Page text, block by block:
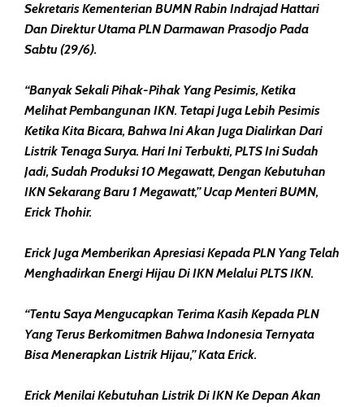
Sekretaris Kementerian BUMN Rabin Indrajad Hattari
Dan Direktur Utama PLN Darmawan Prasodjo Pada
Sabtu (29/6).
“Banyak Sekali Pihak-Pihak Yang Pesimis, Ketika
Melihat Pembangunan IKN. Tetapi Juga Lebih Pesimis
Ketika Kita Bicara, Bahwa Ini Akan Juga Dialirkan Dari
Listrik Tenaga Surya. Hari Ini Terbukti, PLTS Ini Sudah
Jadi, Sudah Produksi 10 Megawatt, Dengan Kebutuhan
IKN Sekarang Baru 1 Megawatt,” Ucap Menteri BUMN,
Erick Thohir.
Erick Juga Memberikan Apresiasi Kepada PLN Yang Telah
Menghadirkan Energi Hijau Di IKN Melalui PLTS IKN.
“Tentu Saya Mengucapkan Terima Kasih Kepada PLN
Yang Terus Berkomitmen Bahwa Indonesia Ternyata
Bisa Menerapkan Listrik Hijau,” Kata Erick.
Erick Menilai Kebutuhan Listrik Di IKN Ke Depan Akan